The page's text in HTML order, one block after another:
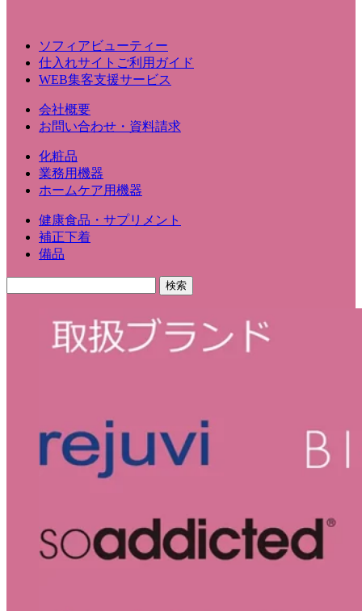
ソフィアビューティー
仕入れサイトご利用ガイド
WEB集客支援サービス
会社概要
お問い合わせ・資料請求
化粧品
業務用機器
ホームケア用機器
健康食品・サプリメント
補正下着
備品